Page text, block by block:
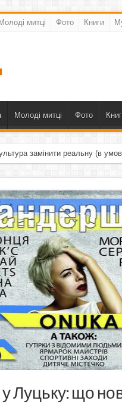
Молоді митці Фото Книги
Молоді митці Фото
замінити реальну (в
Луцьку: що